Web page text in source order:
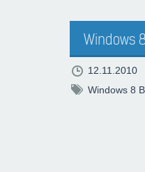
Windows
12.11.2010
Windows 8